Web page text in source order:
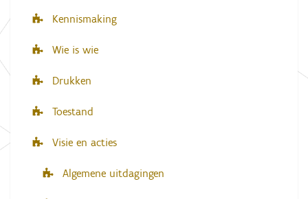
Kennismaking
Wie is wie
Drukken
Toestand
Visie en acties
Algemene uitdagingen